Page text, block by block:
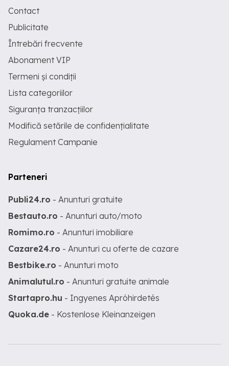
Contact
Publicitate
Întrebări frecvente
Abonament VIP
Termeni și condiții
Lista categoriilor
Siguranța tranzacțiilor
Modifică setările de confidențialitate
Regulament Campanie
Parteneri
Publi24.ro - Anunturi gratuite
Bestauto.ro - Anunturi auto/moto
Romimo.ro - Anunturi imobiliare
Cazare24.ro - Anunturi cu oferte de cazare
Bestbike.ro - Anunturi moto
Animalutul.ro - Anunturi gratuite animale
Startapro.hu - Ingyenes Apróhirdetés
Quoka.de - Kostenlose Kleinanzeigen